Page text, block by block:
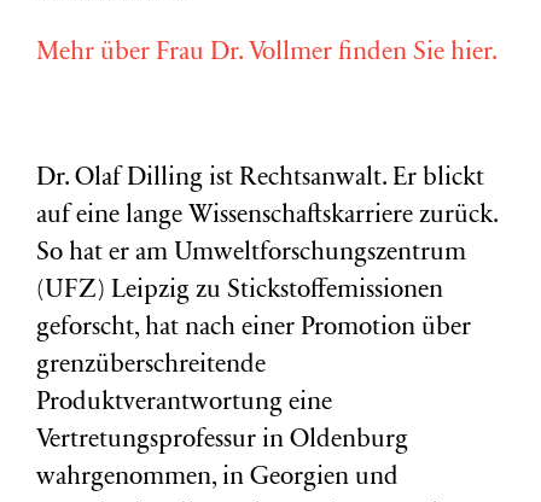
Mehr über Frau Dr. Vollmer finden Sie hier.
Dr. Olaf Dilling ist Rechtsanwalt. Er blickt
auf eine lange Wissenschaftskarriere zurück.
So hat er am Umweltforschungszentrum
(UFZ) Leipzig zu Stickstoffemissionen
geforscht, hat nach einer Promotion über
grenzüberschreitende
Produktverantwortung eine
Vertretungsprofessur in Oldenburg
wahrgenommen, in Georgien und